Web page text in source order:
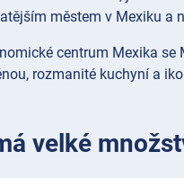
městem v Mexiku a
centrum Mexika
rozmanité kuchyní a
velké